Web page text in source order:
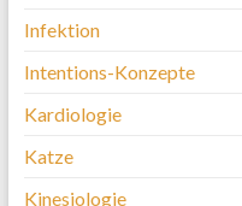
Infektion
Intentions-Konzepte
Kardiologie
Katze
Kinesiologie